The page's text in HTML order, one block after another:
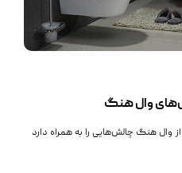
وال هنگ
وال هنگ چالش‌هایی را به همراه دارد